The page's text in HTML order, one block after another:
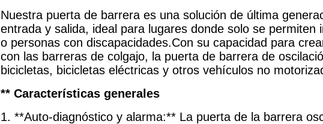
Nuestra puerta de barrera es una solución de última
entrada y salida, ideal para lugares donde solo se permiten
o personas con discapacidades.Con su capacidad para
con las barreras de colgajo, la puerta de barrera de
bicicletas, bicicletas eléctricas y otros vehículos no
** Características generales
1. **Auto-diagnóstico y alarma:** La puerta de la barrera